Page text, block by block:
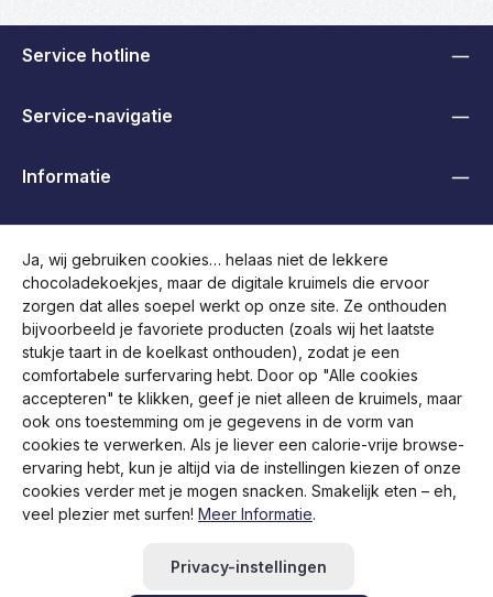
Service hotline
Service-navigatie
Informatie
Volg ons
bezorgkosten, indien niet anders vermeld.
Ja, wij gebruiken cookies… helaas niet de lekkere
chocoladekoekjes, maar de digitale kruimels die ervoor
zorgen dat alles soepel werkt op onze site. Ze onthouden
bijvoorbeeld je favoriete producten (zoals wij het laatste
stukje taart in de koelkast onthouden), zodat je een
comfortabele surfervaring hebt. Door op "Alle cookies
accepteren" te klikken, geef je niet alleen de kruimels, maar
ook ons toestemming om je gegevens in de vorm van
cookies te verwerken. Als je liever een calorie-vrije browse-
ervaring hebt, kun je altijd via de instellingen kiezen of onze
cookies verder met je mogen snacken. Smakelijk eten – eh,
veel plezier met surfen! Meer Informatie.
Privacy-instellingen